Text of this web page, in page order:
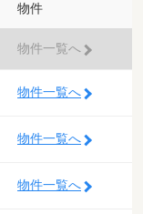
物件
物件一覧へ
物件一覧へ
物件一覧へ
物件一覧へ